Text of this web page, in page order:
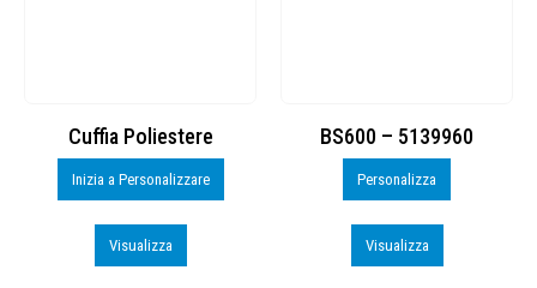
Cuffia Poliestere
Inizia a Personalizzare
Visualizza
BS600 – 5139960
Personalizza
Visualizza